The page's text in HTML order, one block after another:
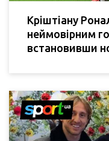
Кріштіану
неймовірним
встановивши